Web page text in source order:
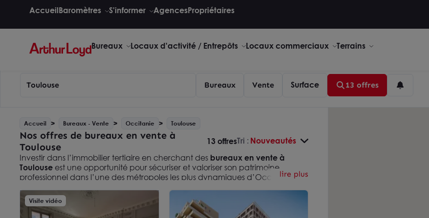
AccueilBaromètres S'informer AgencesPropriétaires
Bureaux Locaux d'activité / Entrepôts Locaux commerciaux Terrains
Toulouse Bureaux Vente Surface 13 offres
Accueil Bureaux - Vente Occitanie Toulouse
Nos offres de bureaux en vente à
Toulouse
13 offresTri : Nouveautés
Investir dans l’immobilier tertiaire en cherchant des bureaux en vente à
Toulouse est une opportunité pour sécuriser et valoriser son patrimoine
professionnel dans l’une des métropoles les plus dynamiques d’Occitanie
secteurs proches de Blagnac, le marché toulousain offre plusieurs possibilités
selon les besoins de l’entreprise. Arthur Loyd vous accompagne dans l’achat
de vos futurs bureaux dans la ville rose.
lire plus
Visite vidéo